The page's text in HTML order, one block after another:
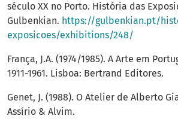
século XX no Porto. História das
Gulbenkian. https://gulbenkian.pt/
exposicoes/exhibitions/248/
França, J.A. (1974/1985). A Arte em
1911-1961. Lisboa: Bertrand Editores.
Genet, J. (1988). O Atelier de Alberto
Assírio & Alvim.